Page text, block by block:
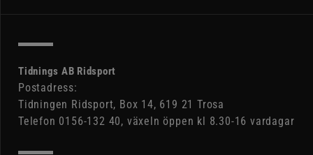
Tidnings AB Ridsport
Postadress:
Tidningen Ridsport, Box 14, 619 21 Trosa
Telefon 0156-132 40, växeln öppen kl 8.30-16 vardagar